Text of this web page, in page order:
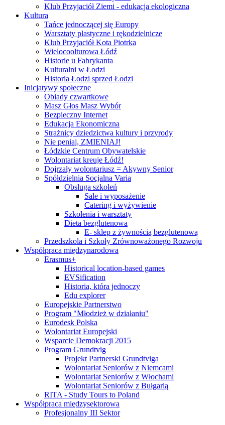
Klub Przyjaciół Ziemi - edukacja ekologiczna
Kultura
Tańce jednoczącej się Europy
Warsztaty plastyczne i rękodzielnicze
Klub Przyjaciół Kota Piotrka
Wielocoolturowa Łódź
Historie u Fabrykanta
Kulturalni w Łodzi
Historia Łodzi sprzed Łodzi
Inicjatywy społeczne
Obiady czwartkowe
Masz Głos Masz Wybór
Bezpieczny Internet
Edukacja Ekonomiczna
Strażnicy dziedzictwa kultury i przyrody
Nie peniaj, ZMIENIAJ!
Łódzkie Centrum Obywatelskie
Wolontariat kreuje Łódź!
Dojrzały wolontariusz = Akywny Senior
Spółdzielnia Socjalna Varia
Obsługa szkoleń
Sale i wyposażenie
Catering i wyżywienie
Szkolenia i warsztaty
Dieta bezglutenowa
E- sklep z żywnością bezglutenową
Przedszkola i Szkoły Zrównoważonego Rozwoju
Współpraca międzynarodowa
Erasmus+
Historical location-based games
EVSification
Historia, która jednoczy
Edu explorer
Europejskie Partnerstwo
Program "Młodzież w działaniu"
Eurodesk Polska
Wolontariat Europejski
Wsparcie Demokracji 2015
Program Grundtvig
Projekt Partnerski Grundtviga
Wolontariat Seniorów z Niemcami
Wolontariat Seniorów z Włochami
Wolontariat Seniorów z Bułgarią
RITA - Study Tours to Poland
Współpraca międzysektorowa
Profesjonalny III Sektor